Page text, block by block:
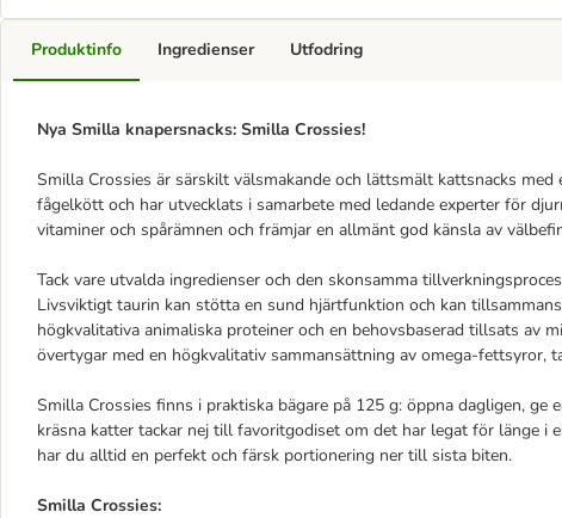
Produktinfo
Nya Smilla knapersnacks: Smilla Crossies!
Smilla Crossies är särskilt välsmakande och lättsmält kattsnacks
fågelkött och har utvecklats i samarbete med ledande experter för
vitaminer och spårämnen och främjar en allmänt god känsla av
Tack vare utvalda ingredienser och den skonsamma
Livsviktigt taurin kan stötta en sund hjärtfunktion och kan
högkvalitativa animaliska proteiner och en behovsbaserad tillsats av
övertygar med en högkvalitativ sammansättning av omega-fettsyror,
Smilla Crossies finns i praktiska bägare på 125 g: öppna dagligen,
kräsna katter tackar nej till favoritgodiset om det har legat för länge i
har du alltid en perfekt och färsk portionering ner till sista biten.
Smilla Crossies:
Ingredienser Utfodring